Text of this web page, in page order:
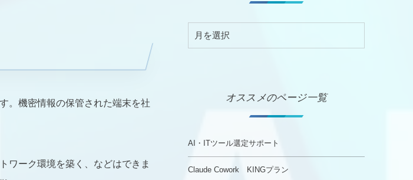
。機密情報の保管された端末を社
ワーク環境を築く、などはできま
オススメのページ一覧
AI・ITツール選定サポート
Claude Cowork KINGプラン